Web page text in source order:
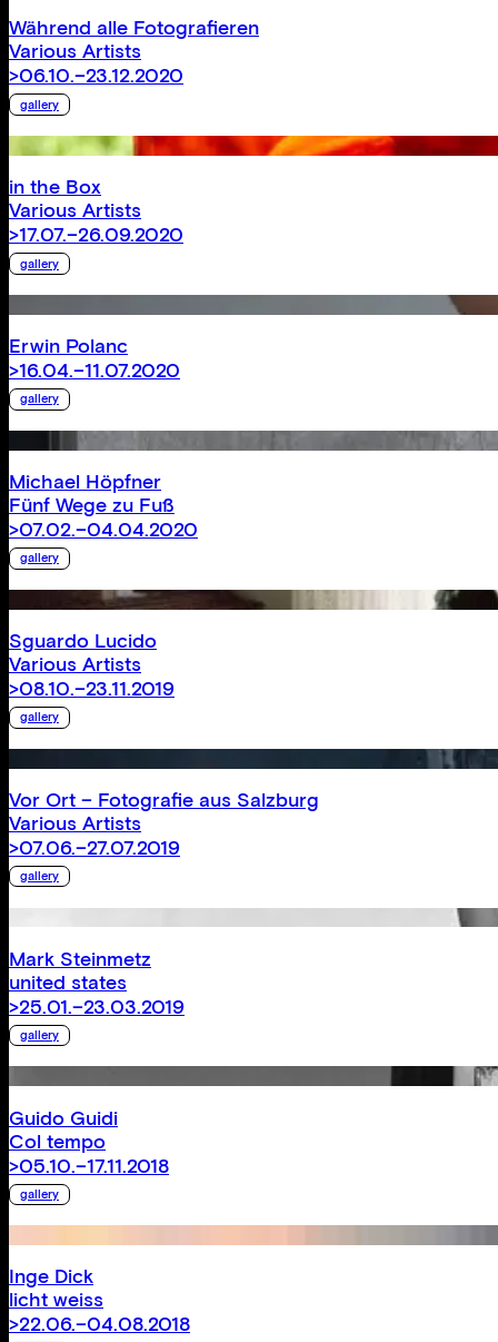
Während alle Fotografieren
Various Artists
>06.10.–23.12.2020
gallery
in the Box
Various Artists
>17.07.–26.09.2020
gallery
Erwin Polanc
>16.04.–11.07.2020
gallery
Michael Höpfner
Fünf Wege zu Fuß
>07.02.–04.04.2020
gallery
Sguardo Lucido
Various Artists
>08.10.–23.11.2019
gallery
Vor Ort – Fotografie aus Salzburg
Various Artists
>07.06.–27.07.2019
gallery
Mark Steinmetz
united states
>25.01.–23.03.2019
gallery
Guido Guidi
Col tempo
>05.10.–17.11.2018
gallery
Inge Dick
licht weiss
>22.06.–04.08.2018